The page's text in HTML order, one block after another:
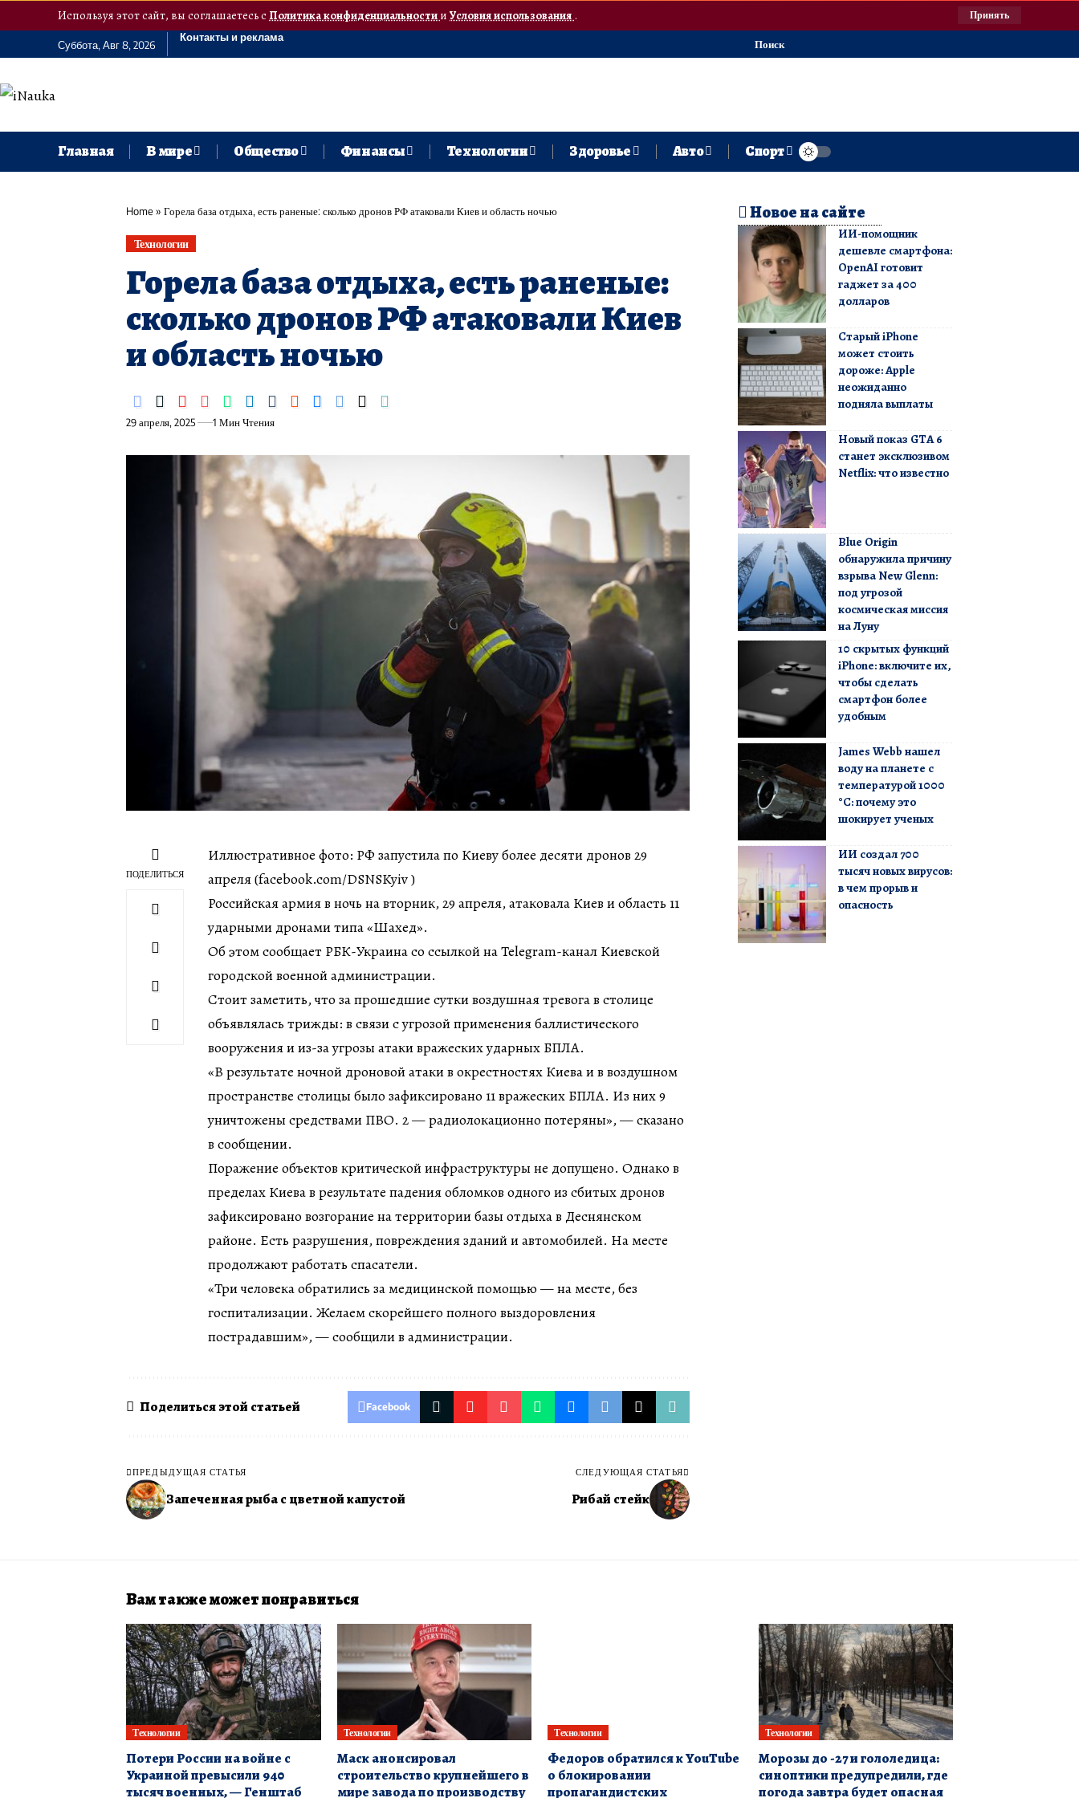
Используя этот сайт, вы соглашаетесь сПолитика конфиденциальностии Условия использования. Принять
Суббота, Авг 8, 2026
Контакты и реклама
Поиск
Главная В мире Общество Финансы Технологии Здоровье Авто Спорт
Home» Горела база отдыха, есть раненые: сколько дронов РФ атаковали Киев и область ночью
Технологии
Горела база отдыха, есть раненые:
сколько дронов РФ атаковали Киев
и область ночью
29 апреля, 2025 1 Мин Чтения
ПОДЕЛИТЬСЯ
Иллюстративное фото: РФ запустила по Киеву более десяти дронов 29
апреля (facebook.com/DSNSKyiv )
Российская армия в ночь на вторник, 29 апреля, атаковала Киев и область 11
ударными дронами типа «Шахед».
Об этом сообщает РБК-Украина со ссылкой на Telegram-канал Киевской
городской военной администрации.
Стоит заметить, что за прошедшие сутки воздушная тревога в столице
объявлялась трижды: в связи с угрозой применения баллистического
вооружения и из-за угрозы атаки вражеских ударных БПЛА.
«В результате ночной дроновой атаки в окрестностях Киева и в воздушном
пространстве столицы было зафиксировано 11 вражеских БПЛА. Из них 9
уничтожены средствами ПВО. 2 — радиолокационно потеряны», — сказано
в сообщении.
Поражение объектов критической инфраструктуры не допущено. Однако в
пределах Киева в результате падения обломков одного из сбитых дронов
зафиксировано возгорание на территории базы отдыха в Деснянском
районе. Есть разрушения, повреждения зданий и автомобилей. На месте
продолжают работать спасатели.
«Три человека обратились за медицинской помощью — на месте, без
госпитализации. Желаем скорейшего полного выздоровления
пострадавшим», — сообщили в администрации.
Поделиться этой статьей Facebook
ПРЕДЫДУЩАЯ СТАТЬЯ
Запеченная рыба с цветной капустой
СЛЕДУЮЩАЯ СТАТЬЯ
Рибай стейк
Новое на сайте
ИИ-помощник
дешевле смартфона:
OpenAI готовит
гаджет за 400
долларов
Старый iPhone
может стоить
дороже: Apple
неожиданно
подняла выплаты
Новый показ GTA 6
станет эксклюзивом
Netflix: что известно
Blue Origin
обнаружила причину
взрыва New Glenn:
под угрозой
космическая миссия
на Луну
10 скрытых функций
iPhone: включите их,
чтобы сделать
смартфон более
удобным
James Webb нашел
воду на планете с
температурой 1000
°C: почему это
шокирует ученых
ИИ создал 700
тысяч новых вирусов:
в чем прорыв и
опасность
Вам также может понравиться
Технологии
Потери России на войне с
Украиной превысили 940
тысяч военных, — Генштаб
Технологии
Маск анонсировал
строительство крупнейшего в
мире завода по производству
Технологии
Федоров обратился к YouTube
о блокировании
пропагандистских
Технологии
Морозы до -27 и гололедица:
синоптики предупредили, где
погода завтра будет опасная